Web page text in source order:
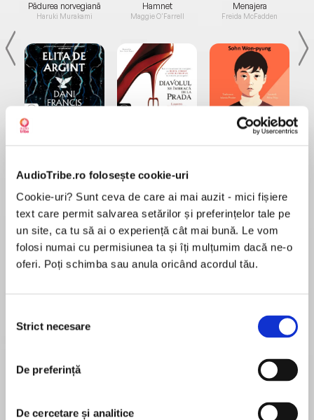
AudioTribe.ro folosește cookie-uri
Cookie-uri? Sunt ceva de care ai mai auzit - mici fișiere
text care permit salvarea setărilor și preferințelor tale pe
un site, ca tu să ai o experiență cât mai bună. Le vom
folosi numai cu permisiunea ta și îți mulțumim dacă ne-o
oferi. Poți schimba sau anula oricând acordul tău.
consimțământului
Strict necesare
De preferință
De cercetare și analitice
Pădurea norvegiană
Haruki Murakami
Elita de Argint (Elita
Hamnet
Maggie O'Farrell
Menajera
Freida McFadden
Migdală
Desprecarte
Prin intermediul unuia dintre cele cinci limbaje
de iubire, specific copilului dumneavoastră –
sentimente de respect, afecţiune şi implicare
sufletul său.
Atunci când sunt pregătiţi cum trebuie, părinţii
MAI MULT